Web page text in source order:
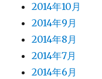
2014年10月
2014年9月
2014年8月
2014年7月
2014年6月